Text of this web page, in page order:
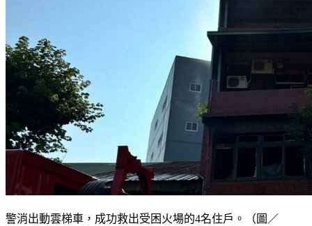
警消出動雲梯車，成功救出受困火場的4名住戶。（圖／